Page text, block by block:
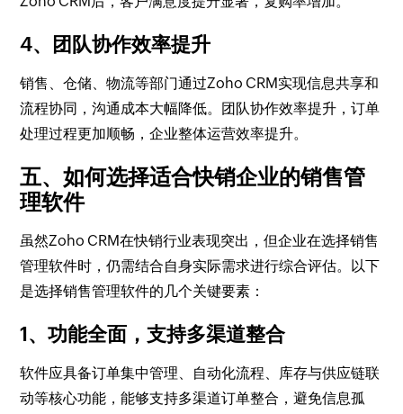
4、团队协作效率提升
销售、仓储、物流等部门通过Zoho CRM实现信息共享和
流程协同，沟通成本大幅降低。团队协作效率提升，订单
处理过程更加顺畅，企业整体运营效率提升。
五、如何选择适合快销企业的销售管
理软件
虽然Zoho CRM在快销行业表现突出，但企业在选择销售
管理软件时，仍需结合自身实际需求进行综合评估。以下
是选择销售管理软件的几个关键要素：
1、功能全面，支持多渠道整合
软件应具备订单集中管理、自动化流程、库存与供应链联
动等核心功能，能够支持多渠道订单整合，避免信息孤